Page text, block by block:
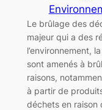
Le brûlage des
majeur qui a des
l’environnement,
sont amenés à
raisons,
à partir de
déchets en raison